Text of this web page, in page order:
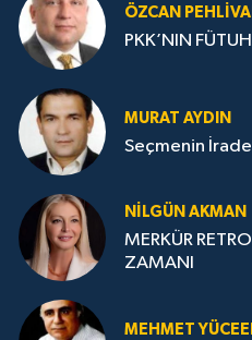
ÖZCAN
PKK’NIN
MURAT AYDIN
Seçmenin
NILGÜN AKMAN
MERKÜR
ZAMANI
MEHMET